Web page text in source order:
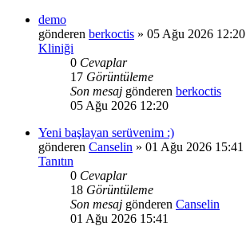
demo
gönderen berkoctis » 05 Ağu 2026 12:20
Kliniği
0 Cevaplar
17 Görüntüleme
Son mesaj gönderen berkoctis
05 Ağu 2026 12:20
Yeni başlayan serüvenim :)
gönderen Canselin » 01 Ağu 2026 15:41
Tanıtın
0 Cevaplar
18 Görüntüleme
Son mesaj gönderen Canselin
01 Ağu 2026 15:41